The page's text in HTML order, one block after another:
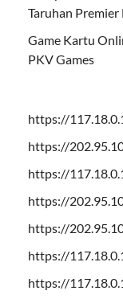
Taruhan Premier
Game Kartu
PKV Games
https://
https://
https://
https://
https://
https://
https://